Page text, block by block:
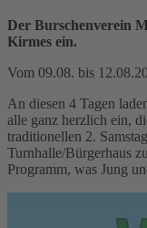
Der Burschenverein
Kirmes ein.
Vom 09.08. bis
An diesen 4 Tagen
alle ganz herzlich ein,
traditionellen 2.
Turnhalle/Bürgerhaus
Programm, was Jung